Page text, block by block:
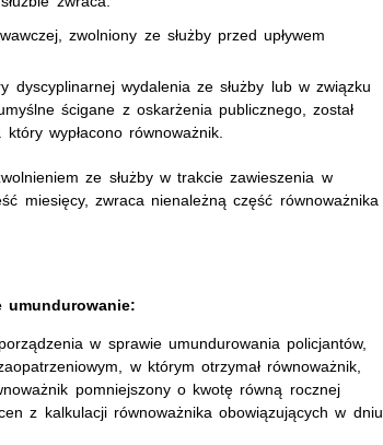
zwolniony ze służby przed upływem
dyscyplinarnej wydalenia ze służby lub w związku
ścigane z oskarżenia publicznego, został
wypłacono równoważnik.
ze służby w trakcie zawieszenia w
miesięcy, zwraca nienależną część równoważnika
umundurowanie:
w sprawie umundurowania policjantów,
w którym otrzymał równoważnik,
pomniejszony o kwotę równą rocznej
z kalkulacji równoważnika obowiązujących w dniu